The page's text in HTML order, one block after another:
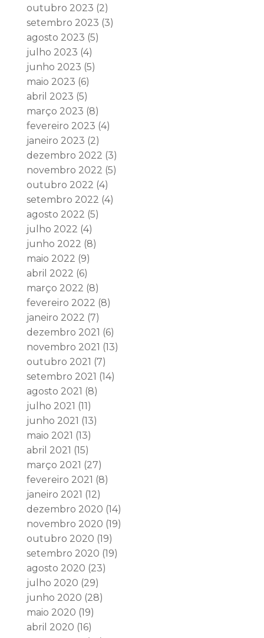
outubro 2023 (2)
setembro 2023 (3)
agosto 2023 (5)
julho 2023 (4)
junho 2023 (5)
maio 2023 (6)
abril 2023 (5)
março 2023 (8)
fevereiro 2023 (4)
janeiro 2023 (2)
dezembro 2022 (3)
novembro 2022 (5)
outubro 2022 (4)
setembro 2022 (4)
agosto 2022 (5)
julho 2022 (4)
junho 2022 (8)
maio 2022 (9)
abril 2022 (6)
março 2022 (8)
fevereiro 2022 (8)
janeiro 2022 (7)
dezembro 2021 (6)
novembro 2021 (13)
outubro 2021 (7)
setembro 2021 (14)
agosto 2021 (8)
julho 2021 (11)
junho 2021 (13)
maio 2021 (13)
abril 2021 (15)
março 2021 (27)
fevereiro 2021 (8)
janeiro 2021 (12)
dezembro 2020 (14)
novembro 2020 (19)
outubro 2020 (19)
setembro 2020 (19)
agosto 2020 (23)
julho 2020 (29)
junho 2020 (28)
maio 2020 (19)
abril 2020 (16)